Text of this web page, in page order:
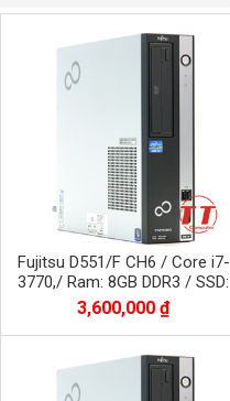
Fujitsu D551/F CH6 / Core i7-
3770,/ Ram: 8GB DDR3 / SSD:
240GB
3,600,000 ₫